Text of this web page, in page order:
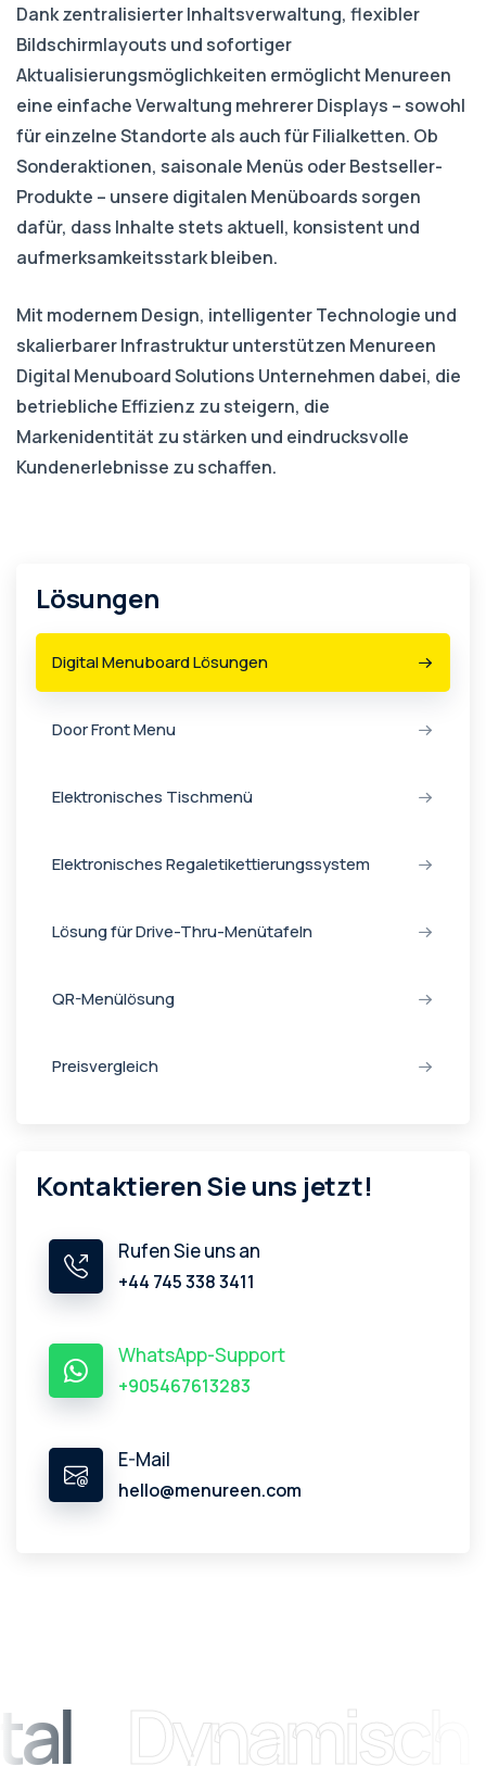
Lösungen
Digital Menuboard Lösungen
Door Front Menu
Elektronisches Tischmenü
Elektronisches Regaletikettierungssystem
Lösung für Drive-Thru-Menütafeln
QR-Menülösung
Preisvergleich
Kontaktieren Sie uns jetzt!
Rufen Sie uns an
+44 745 338 3411
WhatsApp-Support
+905467613283
E-Mail
hello@menureen.com
Dank zentralisierter Inhaltsverwaltung, flexibler
Bildschirmlayouts und sofortiger
Aktualisierungsmöglichkeiten ermöglicht Menureen
eine einfache Verwaltung mehrerer Displays – sowohl
für einzelne Standorte als auch für Filialketten. Ob
Sonderaktionen, saisonale Menüs oder Bestseller-
Produkte – unsere digitalen Menüboards sorgen
dafür, dass Inhalte stets aktuell, konsistent und
aufmerksamkeitsstark bleiben.
Mit modernem Design, intelligenter Technologie und
skalierbarer Infrastruktur unterstützen Menureen
Digital Menuboard Solutions Unternehmen dabei, die
betriebliche Effizienz zu steigern, die
Markenidentität zu stärken und eindrucksvolle
Kundenerlebnisse zu schaffen.
Dynamisch